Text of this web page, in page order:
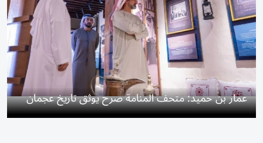
عمار بن حميد: متحف المنامة صرح يوثق تاريخ عجمان